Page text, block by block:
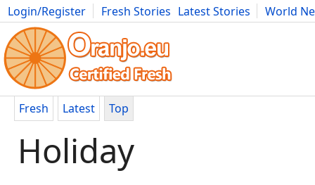
Login/Register Fresh Stories Latest Stories
World
Movies Anime Music Art Cars Advice Science
Fresh Latest Top
Holiday